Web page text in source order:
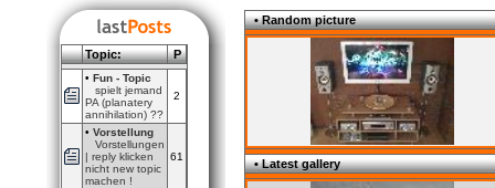
Topic: P
• Fun - Topic
spielt jemand
PA (planatery
annihilation) ??
2
• Vorstellung
Vorstellungen
| reply klicken
nicht new topic
machen !
61
• Random picture
• Latest gallery